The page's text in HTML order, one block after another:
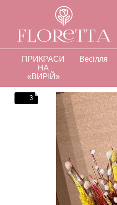
Перейти до основного контенту
ПРИКРАСИ
НА
«ВИРІЙ»
Весілля
3